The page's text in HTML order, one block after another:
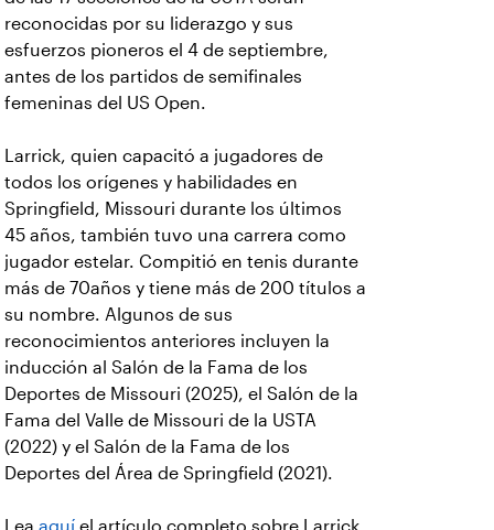
45 años, también tuvo una carrera como
jugador estelar. Compitió en tenis durante
más de 70años y tiene más de 200 títulos a
su nombre. Algunos de sus
inducción al Salón de la Fama de los
Deportes de Missouri (2025), el Salón de la
Fama del Valle de Missouri de la USTA
(2022) y el Salón de la Fama de los
Deportes del Área de Springfield (2021).
aquí
el artículo completo sobre Larrick
y su reacción ante este reconocimiento.